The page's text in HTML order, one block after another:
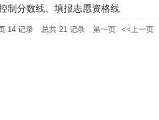
制分数线、填报志愿资格线
14 记录 总共 21 记录 第一页 <<上一页